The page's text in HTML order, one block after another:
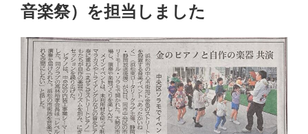
音楽祭）を担当しました